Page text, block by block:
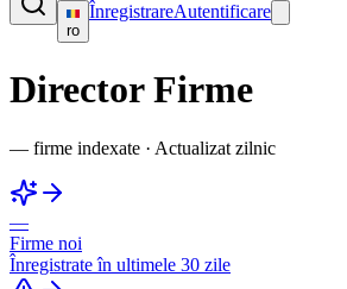
ro
ÎnregistrareAutentificare
Director Firme
— firme indexate · Actualizat zilnic
—
Firme noi
Înregistrate în ultimele 30 zile